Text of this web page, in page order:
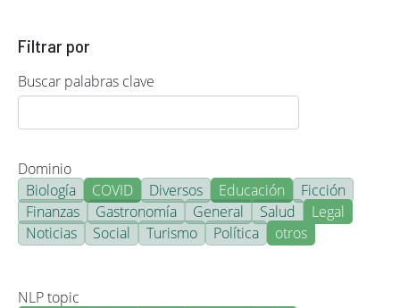
Filtrar por
Buscar palabras clave
Dominio
Biología
COVID Diversos Educación
Ficción
Finanzas
Gastronomía General Salud
Legal
Noticias
Social Turismo Política otros
NLP topic